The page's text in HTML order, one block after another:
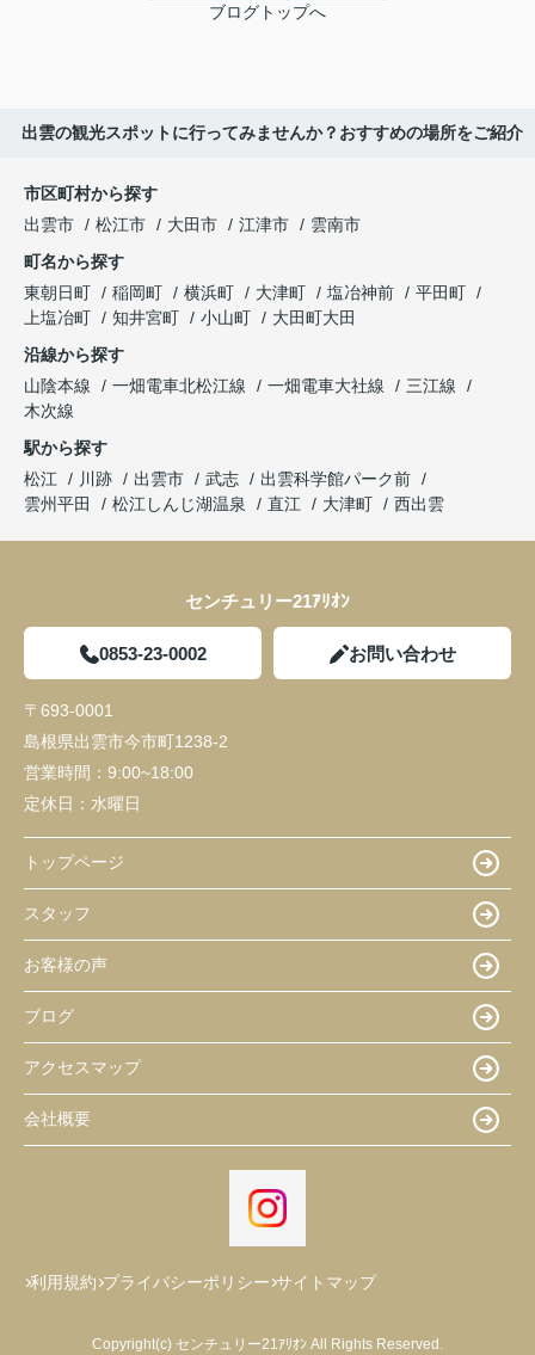
ブログトップへ
出雲の観光スポットに行ってみませんか？おすすめの場所をご紹介
市区町村から探す
出雲市
松江市 大田市 江津市
雲南市
町名から探す
東朝日町
稲岡町 横浜町 大津町 塩冶神前
平田町
上塩冶町
知井宮町 小山町
大田町大田
沿線から探す
山陰本線
一畑電車北松江線 一畑電車大社線
三江線
木次線
駅から探す
松江
川跡 出雲市 武志
出雲科学館パーク前
雲州平田
松江しんじ湖温泉 直江 大津町 西出雲
センチュリー21ｱﾘｵﾝ
0853-23-0002 お問い合わせ
〒693-0001
島根県出雲市今市町1238-2
営業時間： 9:00~18:00
定休日： 水曜日
トップページ
スタッフ
お客様の声
ブログ
アクセスマップ
会社概要
利用規約 プライバシーポリシー サイトマップ
Copyright(c) センチュリー21ｱﾘｵﾝ All Rights Reserved.